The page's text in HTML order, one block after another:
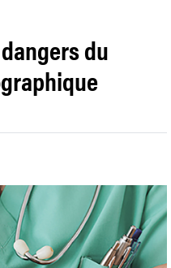
du